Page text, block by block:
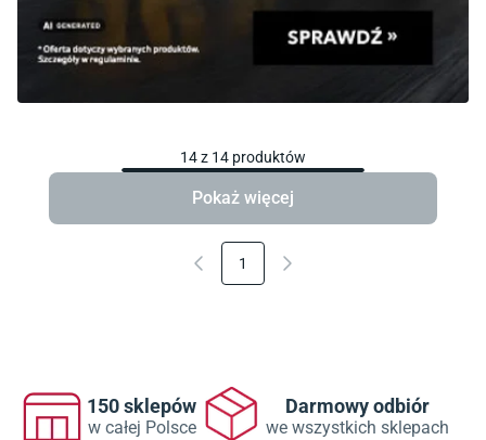
14z 14 produktów
Pokaż więcej
1
150 sklepów
w całej Polsce
Darmowy odbiór
we wszystkich sklepach